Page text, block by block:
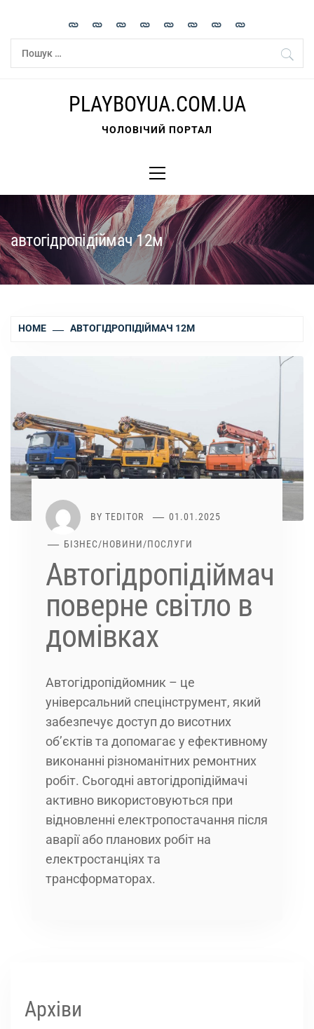
content
Пошук:
PLAYBOYUA.COM.UA
ЧОЛОВІЧИЙ ПОРТАЛ
Menu
автогідропідіймач 12м
HOME АВТОГІДРОПІДІЙМАЧ 12М
BY TEDITOR 01.01.2025
БІЗНЕС/НОВИНИ/ПОСЛУГИ
Автогідропідіймач
поверне світло в
домівках
Автогідропідйомник – це
універсальний спецінструмент, який
забезпечує доступ до висотних
об’єктів та допомагає у ефективному
виконанні різноманітних ремонтних
робіт. Сьогодні автогідропідіймачі
активно використовуються при
відновленні електропостачання після
аварії або планових робіт на
електростанціях та
трансформаторах.
Архіви